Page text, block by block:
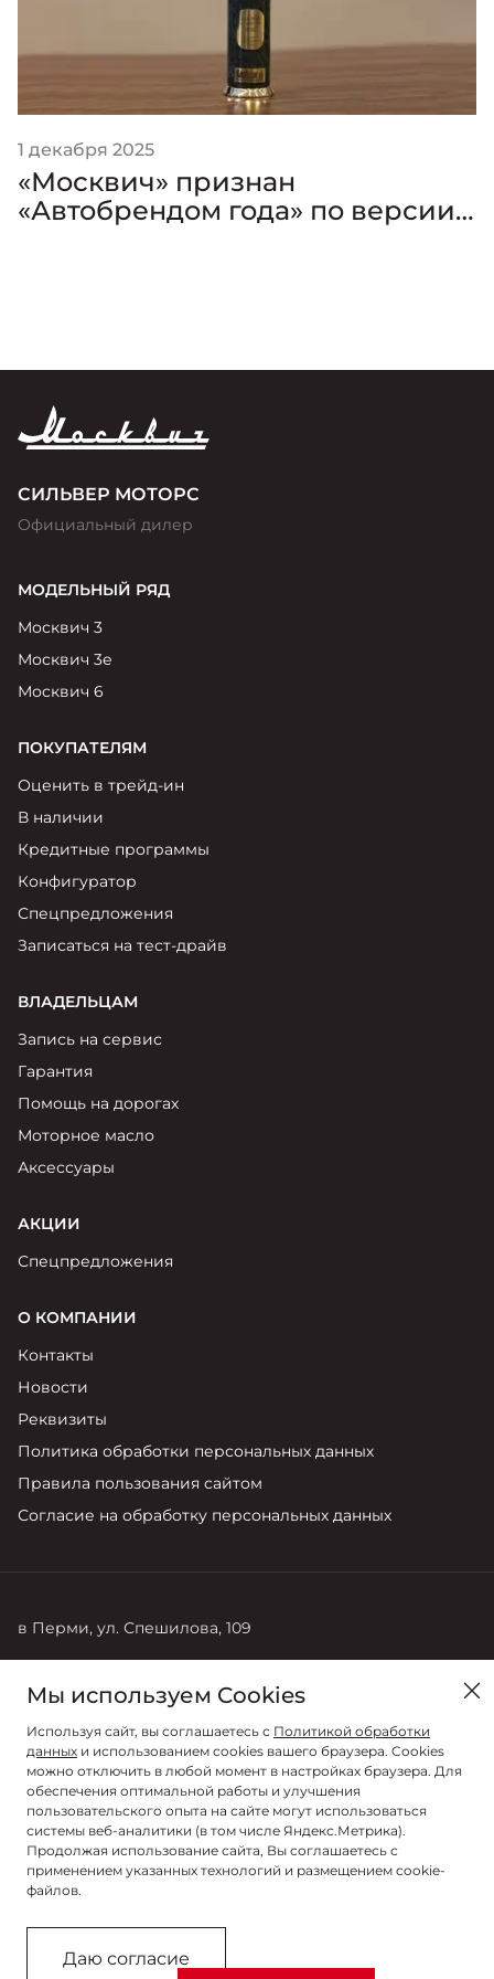
1 декабря 2025
«Москвич» признан
«Автобрендом года» по версии
СИЛЬВЕР МОТОРС
Официальный дилер
МОДЕЛЬНЫЙ РЯД
Москвич 3
Москвич 3е
Москвич 6
ПОКУПАТЕЛЯМ
Оценить в трейд-ин
В наличии
Кредитные программы
Конфигуратор
Спецпредложения
Записаться на тест-драйв
ВЛАДЕЛЬЦАМ
Запись на сервис
Гарантия
Помощь на дорогах
Моторное масло
Аксессуары
АКЦИИ
Спецпредложения
О КОМПАНИИ
Контакты
Новости
Реквизиты
Политика обработки персональных данных
Правила пользования сайтом
Согласие на обработку персональных данных
в Перми, ул. Спешилова, 109
8 (342) 204-00-77
© 2026
© СИЛЬВЕР МОТОРС
Сделано в ПЕРКС
Мы используем Cookies
Используя сайт, вы соглашаетесь с Политикой обработки
данных и использованием cookies вашего браузера. Cookies
можно отключить в любой момент в настройках браузера. Для
обеспечения оптимальной работы и улучшения
пользовательского опыта на сайте могут использоваться
системы веб-аналитики (в том числе Яндекс.Метрика).
Продолжая использование сайта, Вы соглашаетесь с
применением указанных технологий и размещением cookie-
файлов.
Даю согласие